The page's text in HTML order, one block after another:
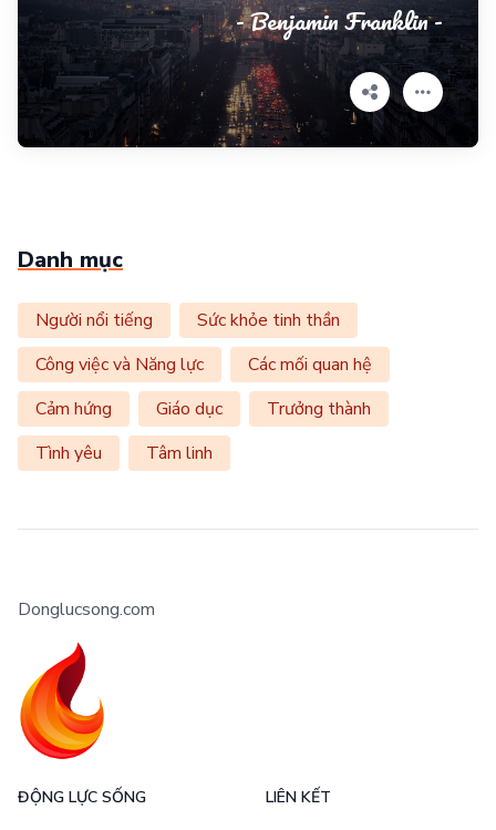
- Benjamin Franklin -
Danh mục
Người nổi tiếng
Sức khỏe tinh thần
Công việc và Năng lực
Các mối quan hệ
Cảm hứng
Giáo dục
Trưởng thành
Tình yêu
Tâm linh
Donglucsong.com
ĐỘNG LỰC SỐNG LIÊN KẾT